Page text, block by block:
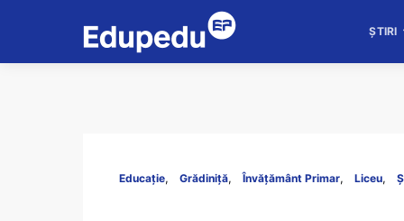
ȘTIRI
Educație Grădiniță Învățământ Primar Liceu